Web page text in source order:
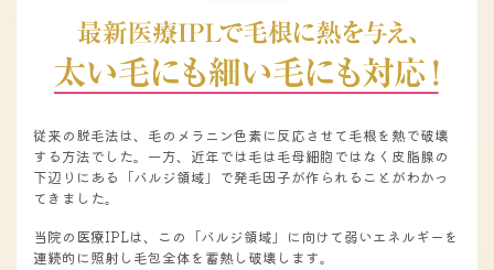
従来の脱毛法は、毛のメラニン色素に反応させて毛根を熱で破壊
する方法でした。一方、近年では毛は毛母細胞ではなく皮脂腺の
下辺りにある「バルジ領域」で発毛因子が作られることがわかっ
てきました。
当院の医療IPLは、この「バルジ領域」に向けて弱いエネルギーを
連続的に照射し毛包全体を蓄熱し破壊します。